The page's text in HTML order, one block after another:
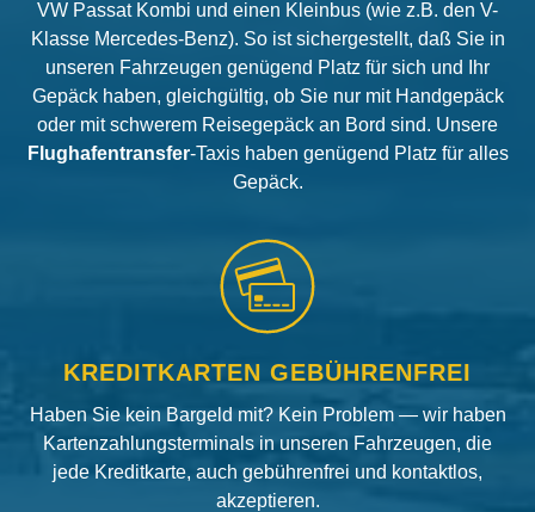
VW Passat Kombi und einen Kleinbus (wie z.B. den V-
Klasse Mercedes-Benz). So ist sichergestellt, daß Sie in
unseren Fahrzeugen genügend Platz für sich und Ihr
Gepäck haben, gleichgültig, ob Sie nur mit Handgepäck
oder mit schwerem Reisegepäck an Bord sind. Unsere
Flughafentransfer-Taxis haben genügend Platz für alles
Gepäck.
KREDITKARTEN GEBÜHRENFREI
Haben Sie kein Bargeld mit? Kein Problem — wir haben
Kartenzahlungsterminals in unseren Fahrzeugen, die
jede Kreditkarte, auch gebührenfrei und kontaktlos,
akzeptieren.